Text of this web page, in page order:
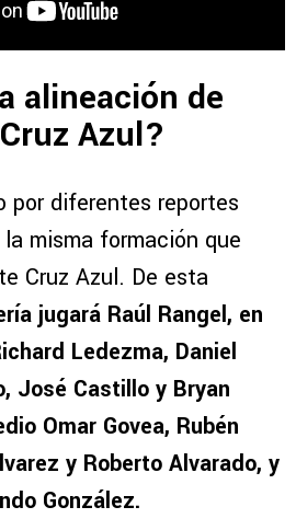
alineación de
Azul?
por diferentes reportes
misma formación que
Cruz Azul. De esta
jugará Raúl Rangel, en
Ledezma, Daniel
José Castillo y Bryan
Omar Govea, Rubén
y Roberto Alvarado, y
González.